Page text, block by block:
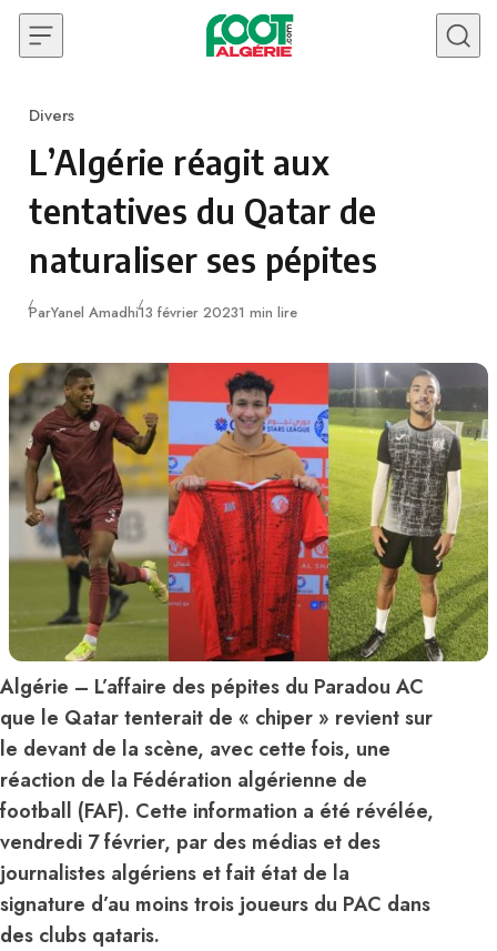
Skip to content
Category
Divers
L’Algérie réagit aux
tentatives du Qatar de
naturaliser ses pépites
ParYanel AmadhiPublié
13 février 20231 min lire
Algérie – L’affaire des pépites du Paradou AC
que le Qatar tenterait de « chiper » revient sur
le devant de la scène, avec cette fois, une
réaction de la Fédération algérienne de
football (FAF). Cette information a été révélée,
vendredi 7 février, par des médias et des
journalistes algériens et fait état de la
signature d’au moins trois joueurs du PAC dans
des clubs qataris.